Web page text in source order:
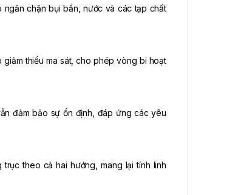
chặn bụi bẩn, nước và các tạp chất
thiểu ma sát, cho phép vòng bi hoạt
đảm bảo sự ổn định, đáp ứng các yêu
theo cả hai hướng, mang lại tính linh